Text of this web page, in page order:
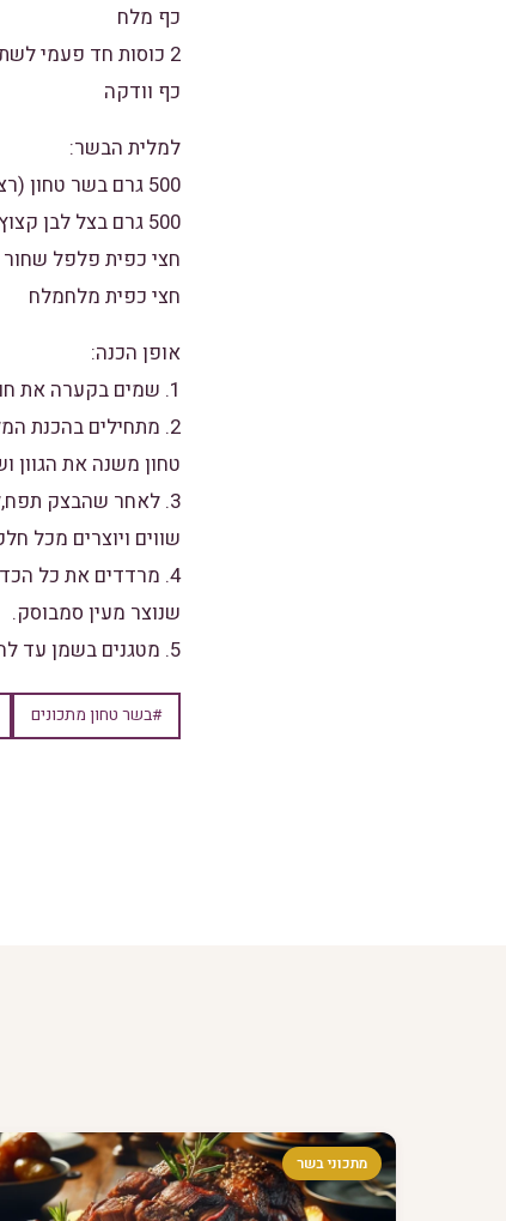
כף מלח
2 כוסות חד פעמי לשתיה חמה של מים
כף וודקה
למלית הבשר:
500 גרם בשר טחון (רצוי צלעות)
500 גרם בצל לבן קצוץ
חצי כפית פלפל שחור
חצי כפית מלחמלח
אופן הכנה:
1. שמים בקערה את חומרי הבצק,מעבדים לבצק אחיד, יוצרים כדור מכסים ומתפיחים למשך 50-60 דקות.
2. מתחילים בהכנת
טחון משנה את הגוון
שווים ויוצרים מכל
4. מרדדים את כל
שנוצר מעין סמבוסק.
5. מטגנים בשמן עד להזהבה מ-2 הצדדים ומגישים.
#בשר טחון מתכונים
מתכוני בשר